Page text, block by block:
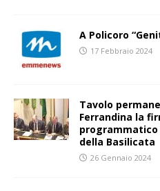
A Policoro
17 Febbraio 2024
Tavolo
Ferrandina la
programmatico
della Basilicata
26 Gennaio 2024